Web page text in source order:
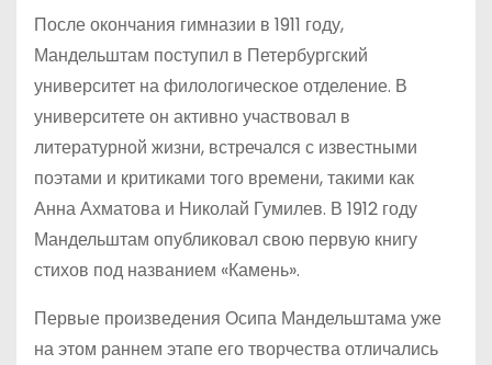
После окончания гимназии в 1911 году,
Мандельштам поступил в Петербургский
университет на филологическое отделение. В
университете он активно участвовал в
литературной жизни, встречался с известными
поэтами и критиками того времени, такими как
Анна Ахматова и Николай Гумилев. В 1912 году
Мандельштам опубликовал свою первую книгу
стихов под названием «Камень».
Первые произведения Осипа Мандельштама уже
на этом раннем этапе его творчества отличались